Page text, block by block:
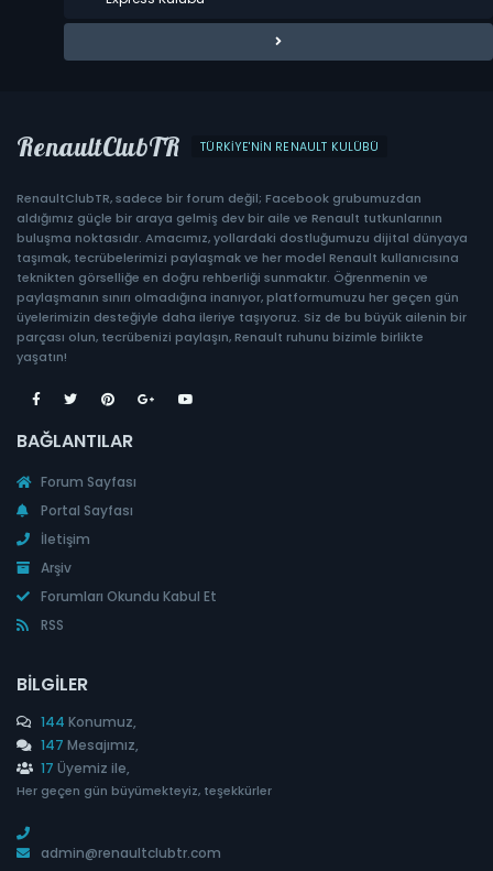
RenaultClubTR TÜRKIYE'NIN RENAULT KULÜBÜ
RenaultClubTR, sadece bir forum değil; Facebook grubumuzdan
aldığımız güçle bir araya gelmiş dev bir aile ve Renault tutkunlarının
buluşma noktasıdır. Amacımız, yollardaki dostluğumuzu dijital dünyaya
taşımak, tecrübelerimizi paylaşmak ve her model Renault kullanıcısına
teknikten görselliğe en doğru rehberliği sunmaktır. Öğrenmenin ve
paylaşmanın sınırı olmadığına inanıyor, platformumuzu her geçen gün
üyelerimizin desteğiyle daha ileriye taşıyoruz. Siz de bu büyük ailenin bir
parçası olun, tecrübenizi paylaşın, Renault ruhunu bizimle birlikte
yaşatın!
BAĞLANTILAR
Forum Sayfası
Portal Sayfası
İletişim
Arşiv
Forumları Okundu Kabul Et
RSS
BILGILER
144 Konumuz,
147 Mesajımız,
17 Üyemiz ile,
Her geçen gün büyümekteyiz, teşekkürler
admin@renaultclubtr.com